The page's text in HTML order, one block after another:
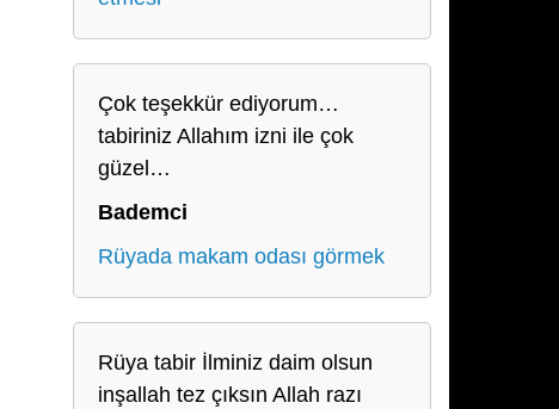
Çok teşekkür ediyorum…
tabiriniz Allahım izni ile çok
güzel…
Bademci
Rüyada makam odası görmek
Rüya tabir İlminiz daim olsun
inşallah tez çıksın Allah razı